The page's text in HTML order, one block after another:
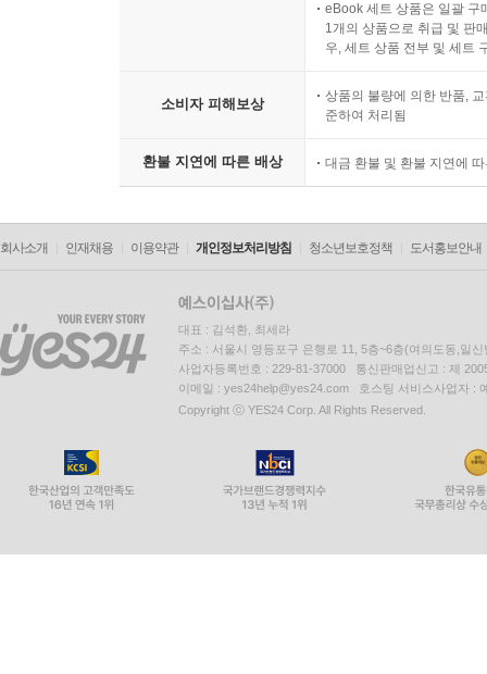
eBook 세트 상품은 일괄 구
1개의 상품으로 취급 및 판
우, 세트 상품 전부 및 세트
소비자 피해보상
상품의 불량에 의한 반품,
준하여 처리됨
환불 지연에 따른 배상 대금 환불 및 환불 지연에
회사소개 인재채용 이용약관 개인정보처리방침 청소년보호정책 도서홍보안내
대표 : 김석환, 최세라
주소 : 서울시 영등포구 은행로 11, 5층~6층(여의도동,일신
사업자등록번호 : 229-81-37000 통신판매업신고 : 제
이메일 : yes24help@yes24.com 호스팅 서비스사업자 :
Copyright ⓒ YES24 Corp. All Rights Reserved.